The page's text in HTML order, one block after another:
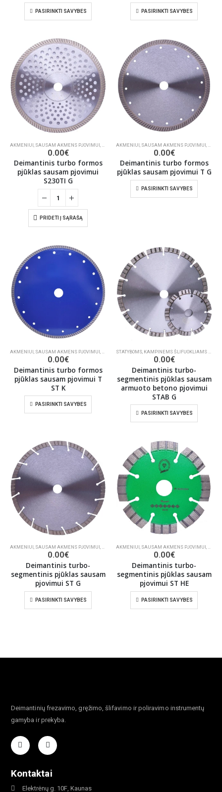
PASIRINKTI SAVYBES PASIRINKTI SAVYBES
AKMENIUI SAUSAM AKMENS PJOVIMUI DEIMANTINIAI PJŪKLAI
0.00€
Deimantinis turbo formos
pjūklas sausam pjovimui
S230TI G
PRIDĖTI Į SĄRAŠĄ
AKMENIUI SAUSAM AKMENS PJOVIMUI
0.00€
Deimantinis turbo formos
pjūklas sausam pjovimui T G
PASIRINKTI SAVYBES
AKMENIUI SAUSAM AKMENS PJOVIMUI DEIMANTINIAI PJŪKLAI
0.00€
Deimantinis turbo formos
pjūklas sausam pjovimui T
ST K
PASIRINKTI SAVYBES
STATYBOMS KAMPINEMS ŠLIFUOKLIAMS BETONUI, MŪRUI PJAUTI
0.00€
Deimantinis turbo-
segmentinis pjūklas sausam
armuoto betono pjovimui
STAB G
PASIRINKTI SAVYBES
AKMENIUI SAUSAM AKMENS PJOVIMUI DEIMANTINIAI PJŪKLAI
0.00€
Deimantinis turbo-
segmentinis pjūklas sausam
pjovimui ST G
PASIRINKTI SAVYBES
AKMENIUI SAUSAM AKMENS PJOVIMUI
0.00€
Deimantinis turbo-
segmentinis pjūklas sausam
pjovimui ST HE
PASIRINKTI SAVYBES
Deimantinių frezavimo, gręžimo, šlifavimo ir poliravimo instrumentų
gamyba ir prekyba.
Kontaktai
Elektrėnų g. 10F, Kaunas